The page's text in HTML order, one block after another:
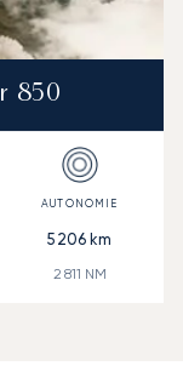
850
5 206 km
2 811 NM